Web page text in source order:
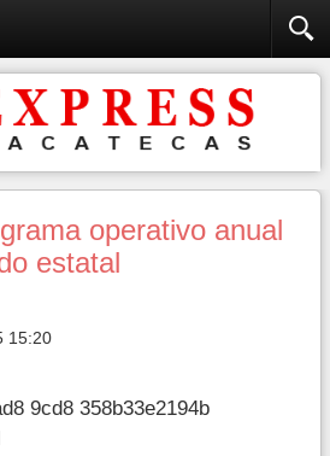
operativo anual
estatal
15:20